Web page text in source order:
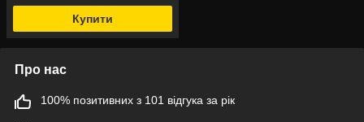
Купити
Про нас
100% позитивних з 101 відгука за рік